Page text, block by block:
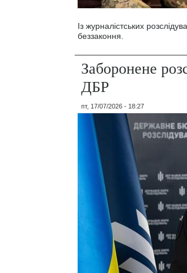
Із журналістських
беззаконня.
Заборонене
ДБР
пт, 17/07/2026 - 18:27